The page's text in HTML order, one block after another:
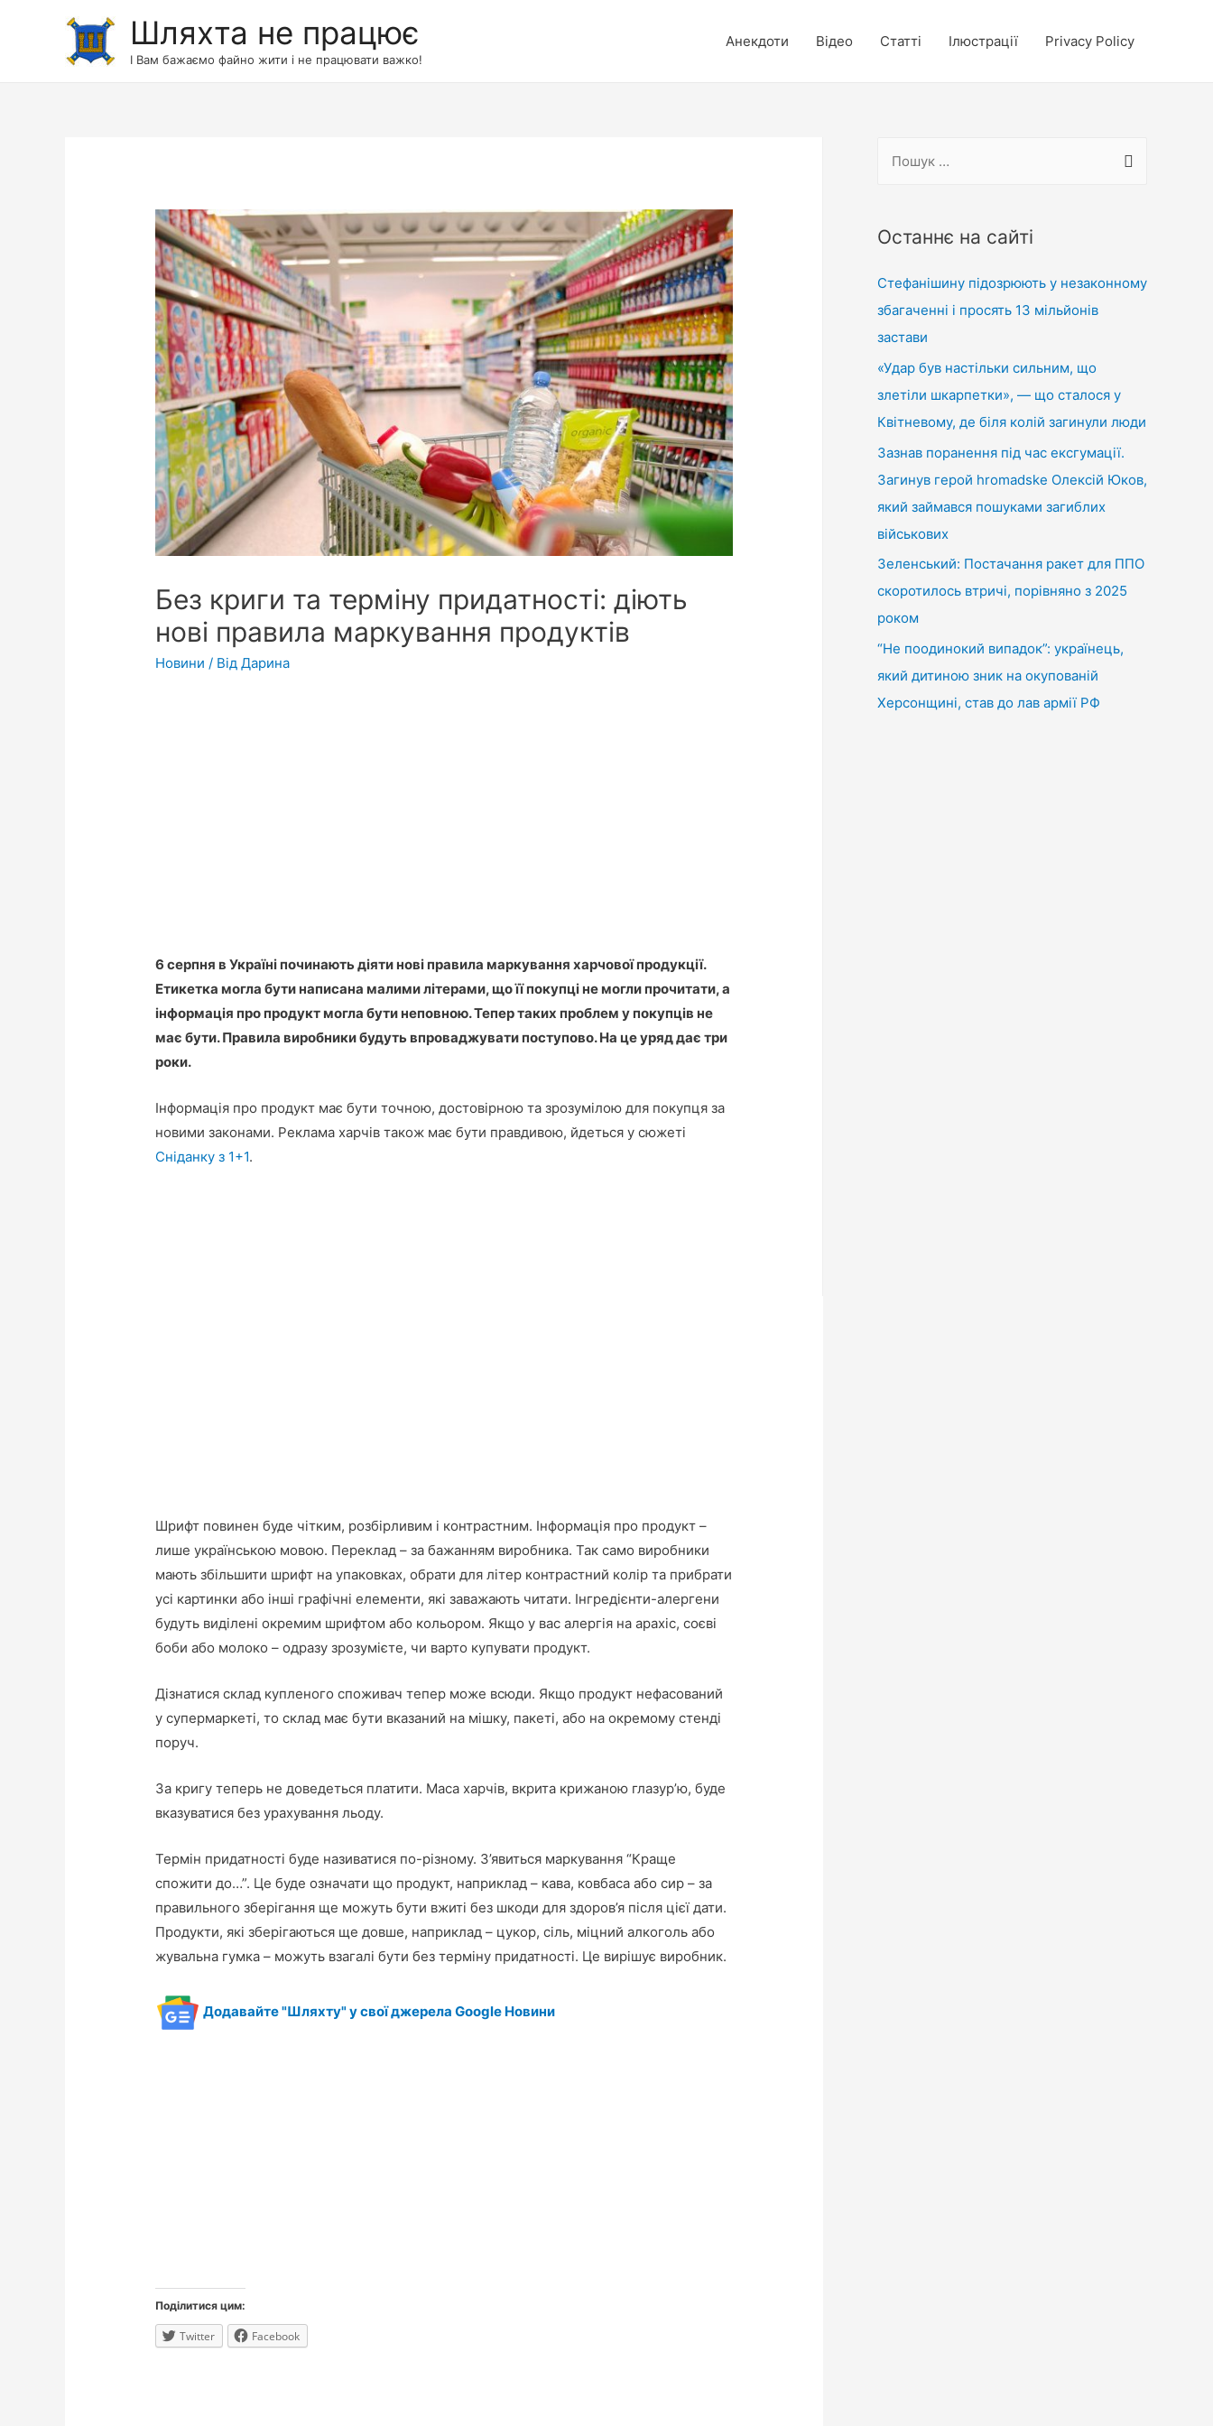
Шляхта не працює
І Вам бажаємо файно жити і не працювати важко!
Анекдоти Відео Статті Ілюстрації Privacy Policy
Без криги та терміну придатності: діють
нові правила маркування продуктів
Новини / ВідДарина
6 серпня в Україні починають діяти нові правила маркування харчової продукції.
Етикетка могла бути написана малими літерами, що її покупці не могли прочитати, а
інформація про продукт могла бути неповною. Тепер таких проблем у покупців не
має бути. Правила виробники будуть впроваджувати поступово. На це уряд дає три
роки.
Інформація про продукт має бути точною, достовірною та зрозумілою для покупця за
новими законами. Реклама харчів також має бути правдивою, йдеться у сюжеті
Сніданку з 1+1.
Шрифт повинен буде чітким, розбірливим і контрастним. Інформація про продукт –
лише українською мовою. Переклад – за бажанням виробника. Так само виробники
мають збільшити шрифт на упаковках, обрати для літер контрастний колір та прибрати
усі картинки або інші графічні елементи, які заважають читати. Інгредієнти-алергени
будуть виділені окремим шрифтом або кольором. Якщо у вас алергія на арахіс, соєві
боби або молоко – одразу зрозумієте, чи варто купувати продукт.
Дізнатися склад купленого споживач тепер може всюди. Якщо продукт нефасований
у супермаркеті, то склад має бути вказаний на мішку, пакеті, або на окремому стенді
поруч.
За кригу теперь не доведеться платити. Маса харчів, вкрита крижаною глазур’ю, буде
вказуватися без урахування льоду.
Термін придатності буде називатися по-різному. З’явиться маркування “Краще
спожити до…”. Це буде означати що продукт, наприклад – кава, ковбаса або сир – за
правильного зберігання ще можуть бути вжиті без шкоди для здоров’я після цієї дати.
Продукти, які зберігаються ще довше, наприклад – цукор, сіль, міцний алкоголь або
жувальна гумка – можуть взагалі бути без терміну придатності. Це вирішує виробник.
Додавайте "Шляхту" у свої джерела Google Новини
Поділитися цим:
Twitter Facebook
у
:
Останнє на сайті
Стефанішину підозрюють у незаконному
збагаченні і просять 13 мільйонів
застави
«Удар був настільки сильним, що
злетіли шкарпетки», — що сталося у
Квітневому, де біля колій загинули люди
Зазнав поранення під час ексгумації.
Загинув герой hromadske Олексій Юков,
який займався пошуками загиблих
військових
Зеленський: Постачання ракет для ППО
скоротилось втричі, порівняно з 2025
роком
“Не поодинокий випадок”: українець,
який дитиною зник на окупованій
Херсонщині, став до лав армії РФ